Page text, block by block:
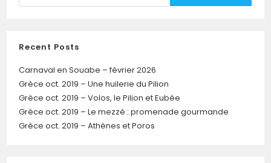
Recent Posts
Carnaval en Souabe – février 2026
Grèce oct. 2019 – Une huilerie du Pilion
Grèce oct. 2019 – Volos, le Pilion et Eubée
Grèce oct. 2019 – Le mezzé : promenade gourmande
Grèce oct. 2019 – Athènes et Poros